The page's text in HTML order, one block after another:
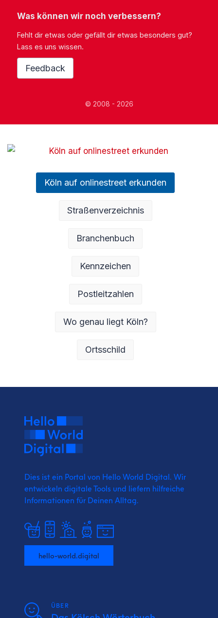
Was können wir noch verbessern?
Fehlt dir etwas oder gefällt dir etwas besonders gut?
Lass es uns wissen.
Feedback
© 2008 - 2026
Köln auf onlinestreet erkunden
Straßenverzeichnis
Branchenbuch
Kennzeichen
Postleitzahlen
Wo genau liegt Köln?
Ortsschild
Dies ist ein Portal von Hello World Digital. Wir
entwickeln digitale Tools und liefern hilfreiche
Informationen für Deinen Alltag.
hello-world.digital
ÜBER